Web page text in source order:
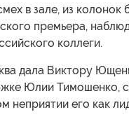
в зале, из
премьера,
коллеги.
дала Виктору
Юлии Тимошенко,
неприятии его как